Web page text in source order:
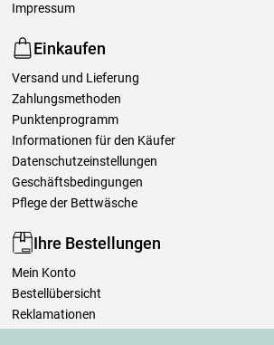
Impressum
Einkaufen
Versand und Lieferung
Zahlungsmethoden
Punktenprogramm
Informationen für den Käufer
Datenschutzeinstellungen
Geschäftsbedingungen
Pflege der Bettwäsche
Ihre Bestellungen
Mein Konto
Bestellübersicht
Reklamationen